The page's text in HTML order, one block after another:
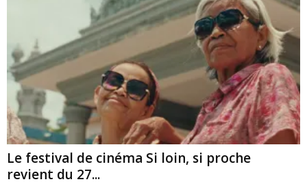
Le festival de cinéma Si loin, si proche
revient du 27...